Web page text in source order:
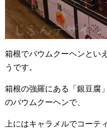
箱根でバウムクーヘンとい
うです。
箱根の強羅にある「銀豆腐
のバウムクーヘンで、
上にはキャラメルでコーテ